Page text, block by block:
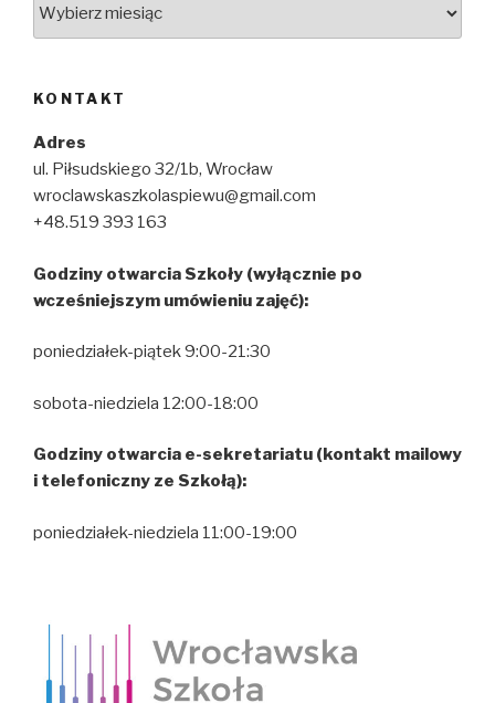
KONTAKT
Adres
ul. Piłsudskiego 32/1b, Wrocław
wroclawskaszkolaspiewu@gmail.com
+48.519 393 163
Godziny otwarcia Szkoły (wyłącznie po
wcześniejszym umówieniu zajęć):
poniedziałek-piątek 9:00-21:30
sobota-niedziela 12:00-18:00
Godziny otwarcia e-sekretariatu (kontakt mailowy
i telefoniczny ze Szkołą):
poniedziałek-niedziela 11:00-19:00